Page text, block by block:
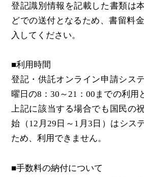
登記識別情報を記載した書類は
どでの送付となるため、書留料
入してください。
■利用時間
登記・供託オンライン申請シス
曜日の8：30～21：00までの利用
上記に該当する場合でも国民の
始（12月29日～1月3日）はシス
ため、利用できません。
■手数料の納付について